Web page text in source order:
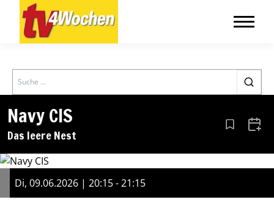
Search
Navy CIS
Das leere Nest Aus den
Di, 09.06.2026 | 20:15 - 21:15